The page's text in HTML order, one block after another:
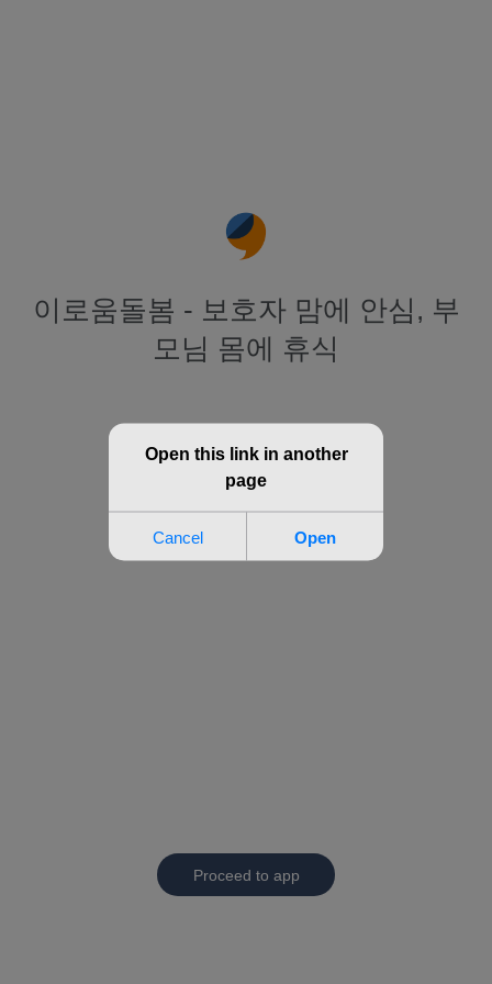
이로움돌봄 - 보호자 맘에 안심, 부
모님 몸에 휴식
Proceed to app